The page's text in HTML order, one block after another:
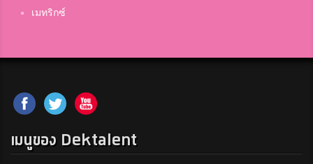
เมทริกซ์
เมนูของ Dektalent